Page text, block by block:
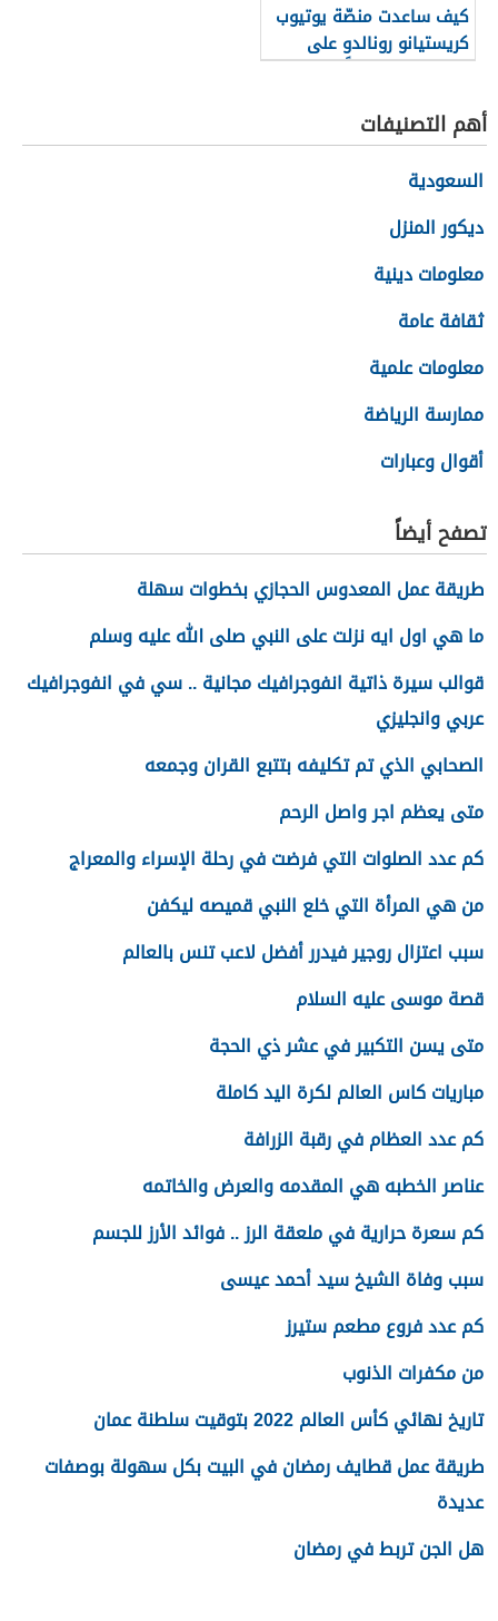
كيف ساعدت منصّة يوتيوب
كريستيانو رونالدو على
كسب المال بعيداً عن كرة
أهم التصنيفات
السعودية
ديكور المنزل
معلومات دينية
ثقافة عامة
معلومات علمية
ممارسة الرياضة
أقوال وعبارات
تصفح أيضاً
طريقة عمل المعدوس الحجازي بخطوات سهلة
ما هي اول ايه نزلت على النبي صلى الله عليه وسلم
قوالب سيرة ذاتية انفوجرافيك مجانية .. سي في انفوجرافيك
عربي وانجليزي
الصحابي الذي تم تكليفه بتتبع القران وجمعه
متى يعظم اجر واصل الرحم
كم عدد الصلوات التي فرضت في رحلة الإسراء والمعراج
من هي المرأة التي خلع النبي قميصه ليكفن
سبب اعتزال روجير فيدرر أفضل لاعب تنس بالعالم
قصة موسى عليه السلام
متى يسن التكبير في عشر ذي الحجة
مباريات كاس العالم لكرة اليد كاملة
كم عدد العظام في رقبة الزرافة
عناصر الخطبه هي المقدمه والعرض والخاتمه
كم سعرة حرارية في ملعقة الرز .. فوائد الأرز للجسم
سبب وفاة الشيخ سيد أحمد عيسى
كم عدد فروع مطعم ستيرز
من مكفرات الذنوب
تاريخ نهائي كأس العالم 2022 بتوقيت سلطنة عمان
طريقة عمل قطايف رمضان في البيت بكل سهولة بوصفات
عديدة
هل الجن تربط في رمضان